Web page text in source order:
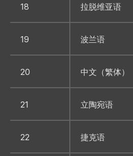
18 拉脱维亚语
19 波兰语
20 中文（繁体）
21 立陶宛语
22 捷克语